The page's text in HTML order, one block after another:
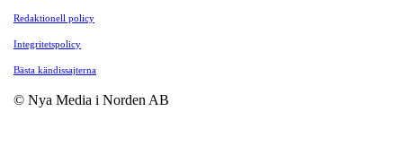
Redaktionell policy
Integritetspolicy
Bästa kändissajterna
© Nya Media i Norden AB